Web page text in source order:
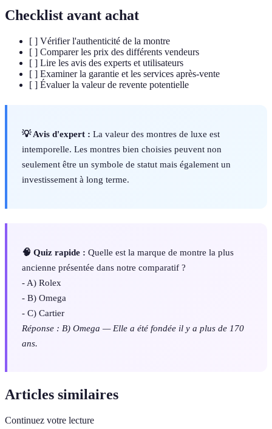
Checklist avant achat
[ ] Vérifier l'authenticité de la montre
[ ] Comparer les prix des différents vendeurs
[ ] Lire les avis des experts et utilisateurs
[ ] Examiner la garantie et les services après-vente
[ ] Évaluer la valeur de revente potentielle
💡 Avis d'expert : La valeur des montres de luxe est
intemporelle. Les montres bien choisies peuvent non
seulement être un symbole de statut mais également un
investissement à long terme.
🧠 Quiz rapide : Quelle est la marque de montre la plus
ancienne présentée dans notre comparatif ?
- A) Rolex
- B) Omega
- C) Cartier
Réponse : B) Omega — Elle a été fondée il y a plus de 170
ans.
Articles similaires
Continuez votre lecture